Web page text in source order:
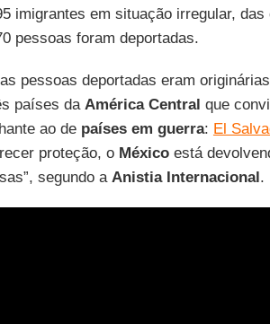
imigrantes em situação irregular, das
pessoas foram deportadas.
pessoas deportadas eram
países da América Central que
ao de países em guerra: El
proteção, o Méxicoestá
segundo a Anistia Internacional.